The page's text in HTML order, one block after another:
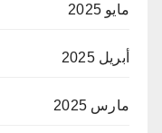
مايو 2025
أبريل 2025
مارس 2025